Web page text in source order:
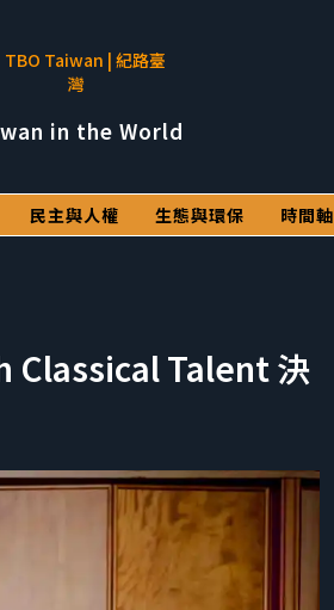
in the World
民主與人權 生態與環保 時間軸
Classical Talent 決